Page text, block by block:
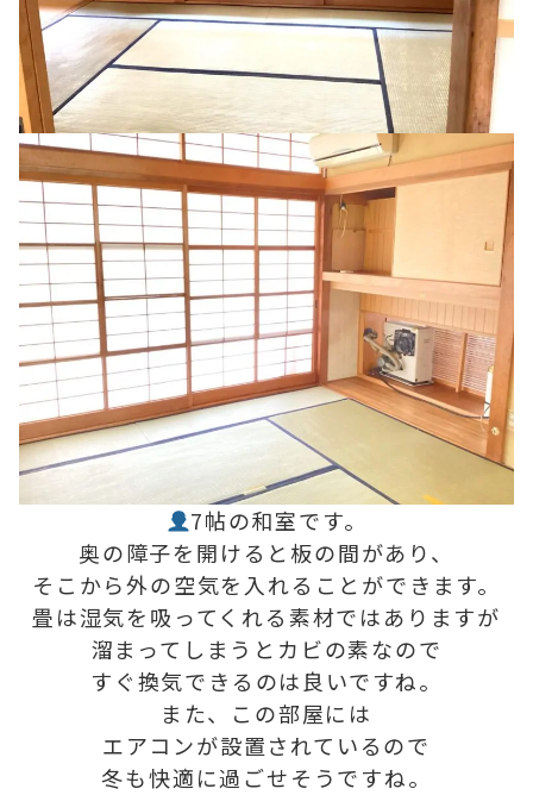
7帖の和室です。
奥の障子を開けると板の間があり、
そこから外の空気を入れることができます。
畳は湿気を吸ってくれる素材ではありますが
溜まってしまうとカビの素なので
すぐ換気できるのは良いですね。
また、この部屋には
エアコンが設置されているので
冬も快適に過ごせそうですね。